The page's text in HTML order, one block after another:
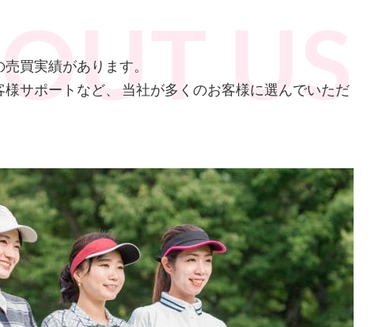
買実績があります。
サポートなど、
当社が多くのお客様に選んでいただ